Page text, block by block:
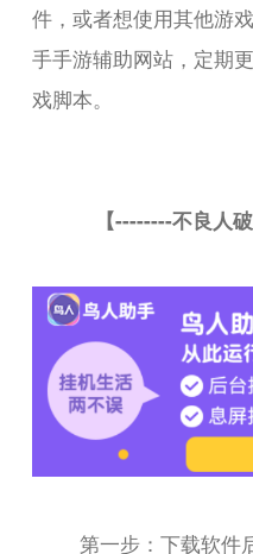
件，或者想使用其他游
手手游辅助网站，定期
戏脚本。
【--------不良人
第一步：下载软件